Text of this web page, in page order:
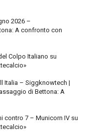
2026 –
A confronto con
Colpo Italiano su
Italia – Siggknowtech |
di Bettona: A
contro 7 – Municorn IV su